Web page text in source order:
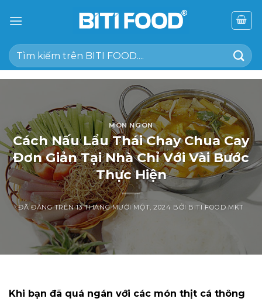
đến
dung
Tìm
kiếm:
MÓN NGON
Cách Nấu Lẩu Thái Chay Chua Cay
Đơn Giản Tại Nhà Chỉ Với Vài Bước
Thực Hiện
ĐÃ ĐĂNG TRÊN13 THÁNG MƯỜI MỘT, 2024 BỞI BITI FOOD MKT
Khi bạn đã quá ngán với các món thịt cá thông